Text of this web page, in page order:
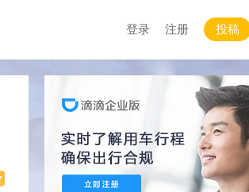
登录 注册 投稿